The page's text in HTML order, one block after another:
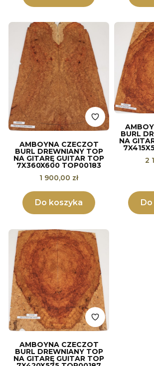
AMBOYNA CZECZOT
BURL DREWNIANY TOP
NA GITARĘ GUITAR TOP
7X360X600 TOP00183
Cena
1 900,00 zł
Do koszyka
BURL
NA
2
AMBOYNA CZECZOT
BURL DREWNIANY TOP
NA GITARĘ GUITAR TOP